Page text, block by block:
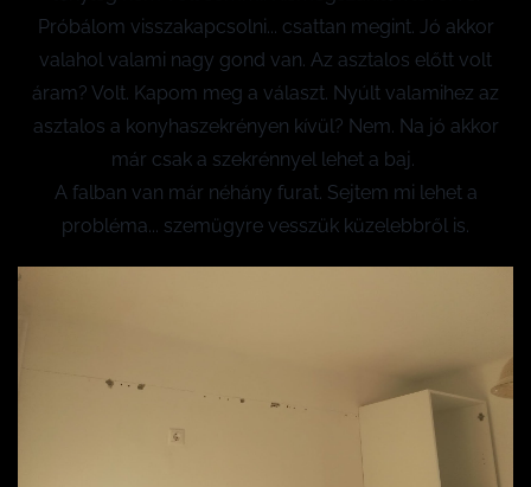
Próbálom visszakapcsolni... csattan megint. Jó akkor
valahol valami nagy gond van. Az asztalos előtt volt
áram? Volt. Kapom meg a választ. Nyúlt valamihez az
asztalos a konyhaszekrényen kívül? Nem. Na jó akkor
már csak a szekrénnyel lehet a baj.
A falban van már néhány furat. Sejtem mi lehet a
probléma... szemügyre vesszük küzelebbről is.